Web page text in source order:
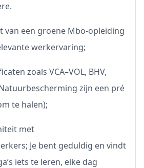
van een groene Mbo-opleiding
werkervaring;
zoals VCA–VOL, BHV,
zijn een pré
te halen);
met
Je bent geduldig en vindt
iets te leren, elke dag